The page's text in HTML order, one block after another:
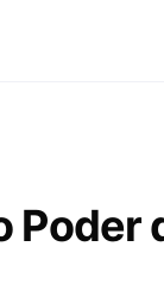
Poder